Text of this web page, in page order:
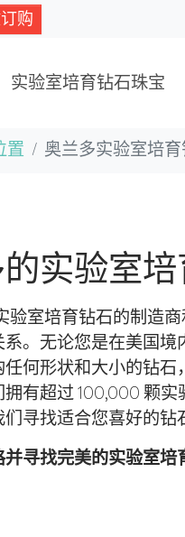
购
实验室培育钻石珠宝
置 奥兰多实验室培
实验室
验室培育钻石的制造
。无论您是在美国
何形状和大小的钻
有超过 100,000 颗
寻找适合您喜好的钻
寻找完美的实验室